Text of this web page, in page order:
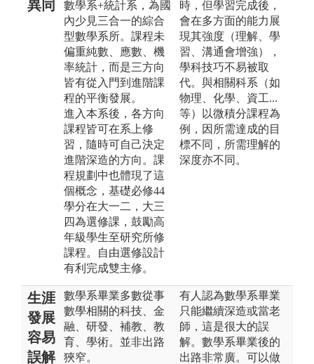
異同
數學系+統計系，為國
內少見三合一的綜合
型數學系所。課程未
偏重純數、應數、機
率統計，而是三方向
皆有從入門到進階課
程的平衡發展。
進入本系後，各方向
課程皆可在系上修
習，隨時可自己決定
進階深造的方向。課
程規劃中也體現了這
個概念，基礎必修44
學分在大一二，大三
四為選修課，鼓勵高
年級學生至研究所修
課程。自由選修設計
有利完成雙主修。
時，但學習完成後，
會在多方面的能力展
現其強度（理解、學
習、溝通會增強），
學科技巧不易被取
代。與相關科系（如
物理、化學、資工...
等）以微積分課程為
例，因所需達成的目
標不同，所需理解的
深度亦不同。
生涯
發展
容易
誤解
數學系畢業多數從事
數學相關的科技、金
融、研發、補教、教
育、學術。並非出路
狹窄。
有人認為數學系畢業
只能繼續深造或當老
師，這是很大的誤
解。數學系畢業後的
出路非常廣。可以做